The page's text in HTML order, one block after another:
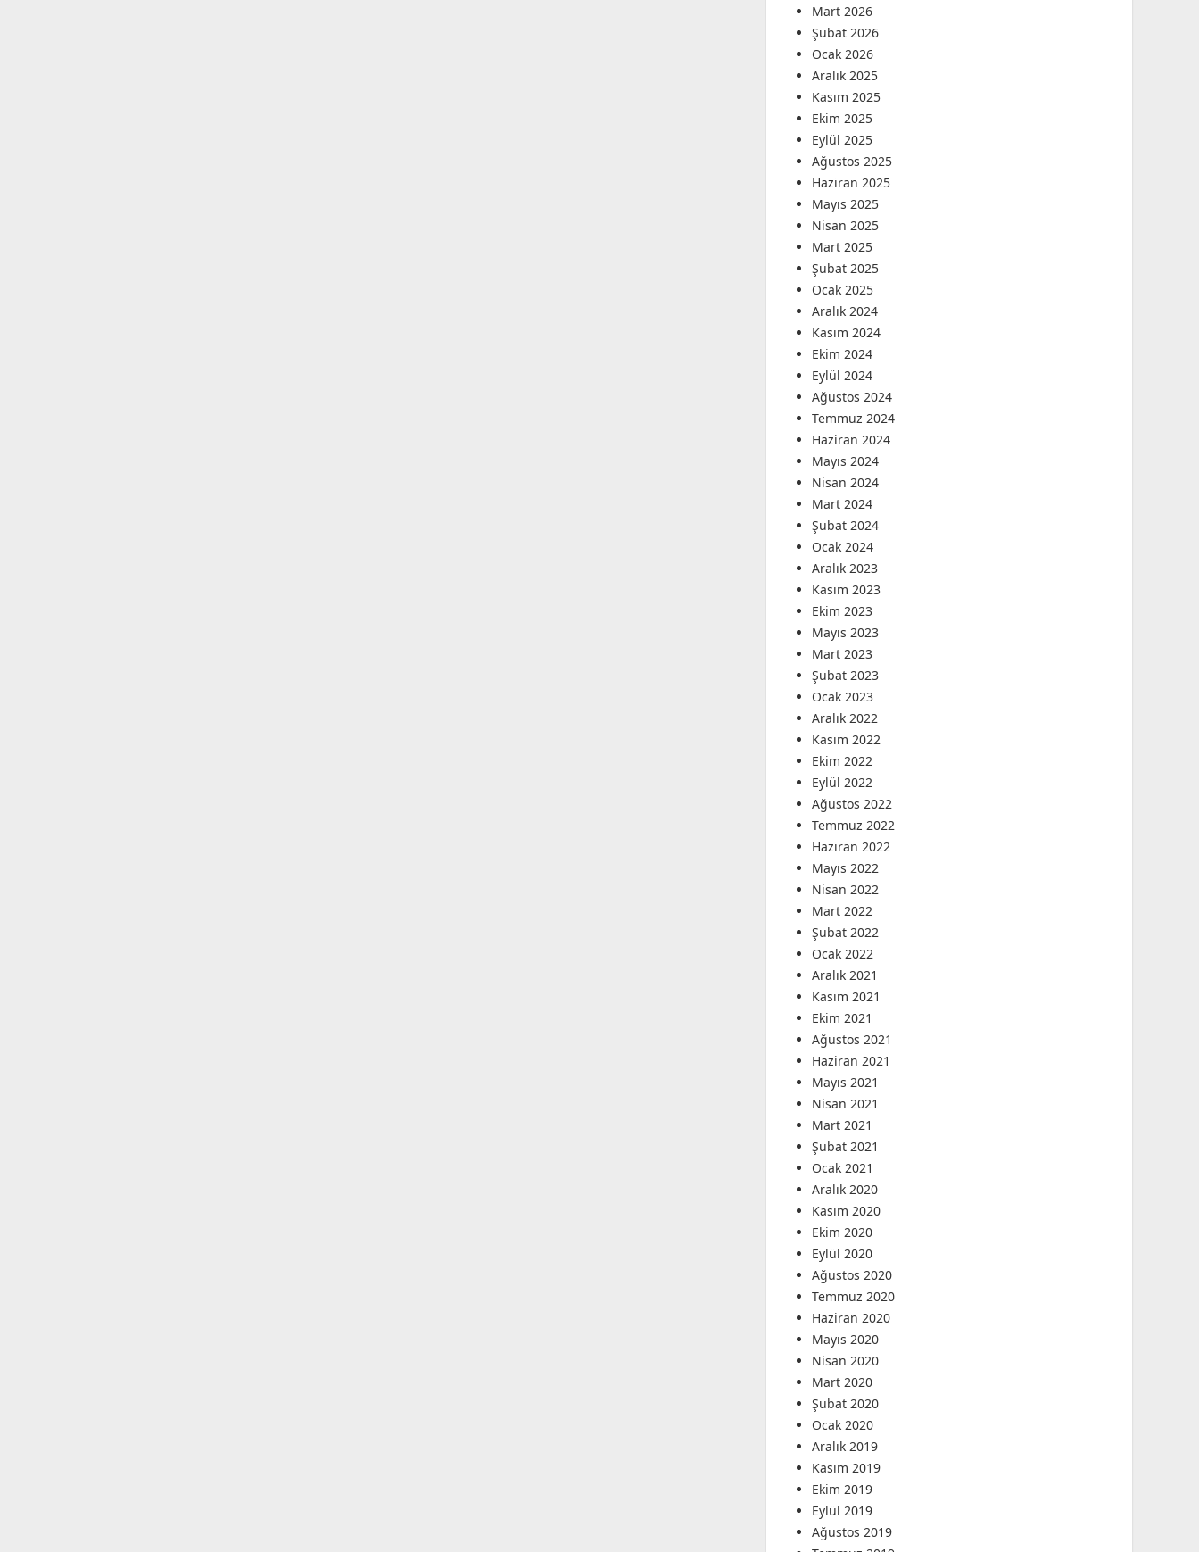
Mart 2026
Şubat 2026
Ocak 2026
Aralık 2025
Kasım 2025
Ekim 2025
Eylül 2025
Ağustos 2025
Haziran 2025
Mayıs 2025
Nisan 2025
Mart 2025
Şubat 2025
Ocak 2025
Aralık 2024
Kasım 2024
Ekim 2024
Eylül 2024
Ağustos 2024
Temmuz 2024
Haziran 2024
Mayıs 2024
Nisan 2024
Mart 2024
Şubat 2024
Ocak 2024
Aralık 2023
Kasım 2023
Ekim 2023
Mayıs 2023
Mart 2023
Şubat 2023
Ocak 2023
Aralık 2022
Kasım 2022
Ekim 2022
Eylül 2022
Ağustos 2022
Temmuz 2022
Haziran 2022
Mayıs 2022
Nisan 2022
Mart 2022
Şubat 2022
Ocak 2022
Aralık 2021
Kasım 2021
Ekim 2021
Ağustos 2021
Haziran 2021
Mayıs 2021
Nisan 2021
Mart 2021
Şubat 2021
Ocak 2021
Aralık 2020
Kasım 2020
Ekim 2020
Eylül 2020
Ağustos 2020
Temmuz 2020
Haziran 2020
Mayıs 2020
Nisan 2020
Mart 2020
Şubat 2020
Ocak 2020
Aralık 2019
Kasım 2019
Ekim 2019
Eylül 2019
Ağustos 2019